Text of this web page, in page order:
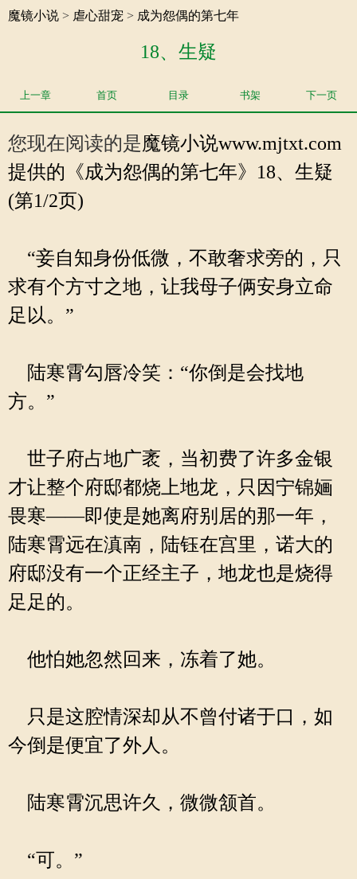
魔镜小说 > 虐心甜宠 > 成为怨偶的第七年
18、生疑
上一章 首页 目录 书架 下一页
您现在阅读的是魔镜小说www.mjtxt.com
提供的《成为怨偶的第七年》18、生疑
(第1/2页)
“妾自知身份低微，不敢奢求旁的，只
求有个方寸之地，让我母子俩安身立命
足以。”
陆寒霄勾唇冷笑：“你倒是会找地
方。”
世子府占地广袤，当初费了许多金银
才让整个府邸都烧上地龙，只因宁锦婳
畏寒——即使是她离府别居的那一年，
陆寒霄远在滇南，陆钰在宫里，诺大的
府邸没有一个正经主子，地龙也是烧得
足足的。
他怕她忽然回来，冻着了她。
只是这腔情深却从不曾付诸于口，如
今倒是便宜了外人。
陆寒霄沉思许久，微微颔首。
“可。”